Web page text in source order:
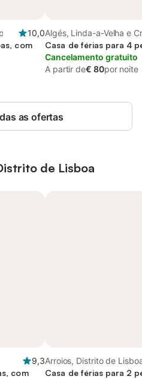
10,0
com
Algés, Linda-a-Velha e
Quebrada-Dafundo,
Casa de férias para 4
Cancelamento gratuito
A partir de€ 80por noite
as ofertas
de Lisboa
9,3
com
Arroios, Distrito de
Casa de férias para 2